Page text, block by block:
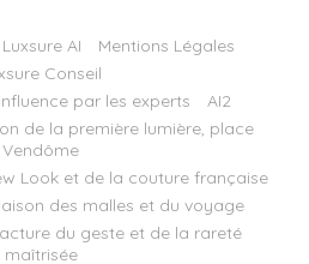
Luxsure AI
Mentions Légales
Conseil
par les experts
AI2
de la première lumière, place
Vendôme
Look et de la couture française
des malles et du voyage
du geste et de la rareté
maîtrisée